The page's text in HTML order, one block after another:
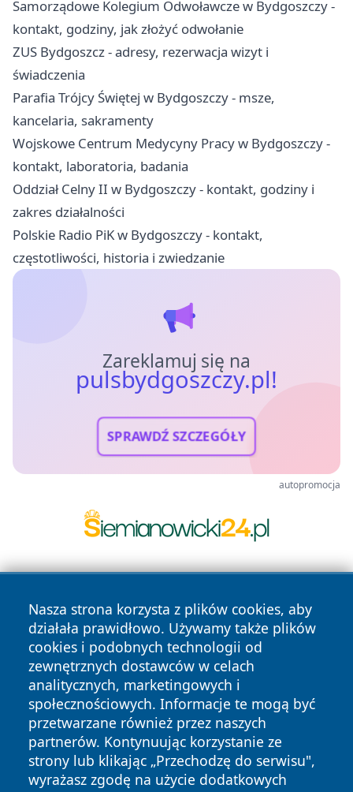
Samorządowe Kolegium Odwoławcze w Bydgoszczy -
kontakt, godziny, jak złożyć odwołanie
ZUS Bydgoszcz - adresy, rezerwacja wizyt i
świadczenia
Parafia Trójcy Świętej w Bydgoszczy - msze,
kancelaria, sakramenty
Wojskowe Centrum Medycyny Pracy w Bydgoszczy -
kontakt, laboratoria, badania
Oddział Celny II w Bydgoszczy - kontakt, godziny i
zakres działalności
Polskie Radio PiK w Bydgoszczy - kontakt,
częstotliwości, historia i zwiedzanie
Zareklamuj się na
pulsbydgoszczy.pl!
SPRAWDŹ SZCZEGÓŁY
autopromocja
Nasza strona korzysta z plików cookies, aby
działała prawidłowo. Używamy także plików
cookies i podobnych technologii od
zewnętrznych dostawców w celach
analitycznych, marketingowych i
społecznościowych. Informacje te mogą być
przetwarzane również przez naszych
partnerów. Kontynuując korzystanie ze
strony lub klikając „Przechodzę do serwisu",
wyrażasz zgodę na użycie dodatkowych
Copyright © 2026 pulsbydgoszczy.pl Wszystkie prawa
zastrzeżone.
News Autorzy
Polityka
Prywatności
Polityka
Cookies